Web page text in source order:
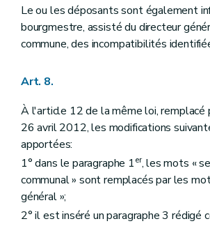
Le ou les déposants sont également
bourgmestre, assisté du directeur
commune, des incompatibilités
Art. 8.
À l'article 12 de la même loi, remplacé
26 avril 2012, les modifications
apportées:
1° dans le paragraphe 1er, les mots «
communal » sont remplacés par les
général »;
2° il est inséré un paragraphe 3 rédigé